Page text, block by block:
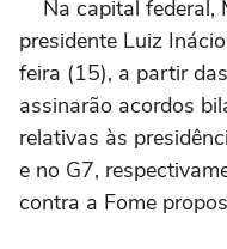
Na capital federal,
presidente Luiz Inácio
feira (15), a partir
assinarão acordos
relativas às
e no G7,
contra a Fome